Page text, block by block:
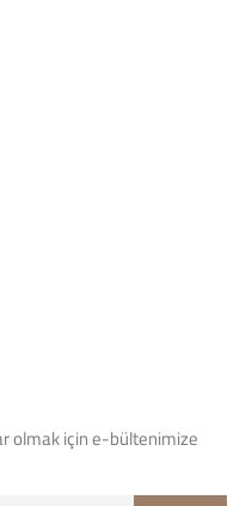
olmak için e-bültenimize